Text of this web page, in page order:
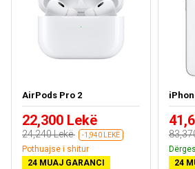
AirPods Pro 2
22,300 Lekë
24,240 Lekë -1,940 LEKË
Pothuajse i shitur
24 MUAJ GARANCI
24